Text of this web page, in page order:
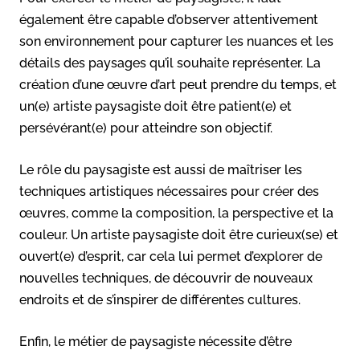
également être capable d’observer attentivement
son environnement pour capturer les nuances et les
détails des paysages qu’il souhaite représenter. La
création d’une œuvre d’art peut prendre du temps, et
un(e) artiste paysagiste doit être patient(e) et
persévérant(e) pour atteindre son objectif.
Le rôle du paysagiste est aussi de maîtriser les
techniques artistiques nécessaires pour créer des
œuvres, comme la composition, la perspective et la
couleur. Un artiste paysagiste doit être curieux(se) et
ouvert(e) d’esprit, car cela lui permet d’explorer de
nouvelles techniques, de découvrir de nouveaux
endroits et de s’inspirer de différentes cultures.
Enfin, le métier de paysagiste nécessite d’être